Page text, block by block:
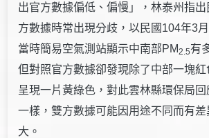
出官方數據偏低、偏慢」，林泰州指
方數據時常出現分歧，以民國104年3
當時簡易空氣測站顯示中南部PM2.5有
但對照官方數據卻發現除了中部一塊
呈現一片黃綠色，對此雲林縣環保局
一樣，雙方數據可能因用途不同而有
大。